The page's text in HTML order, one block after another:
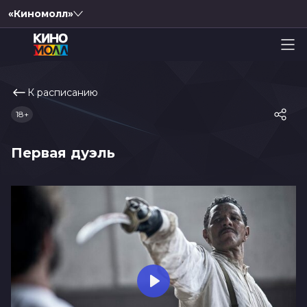
«Киномолл»
К расписанию
Первая дуэль
18+
Play